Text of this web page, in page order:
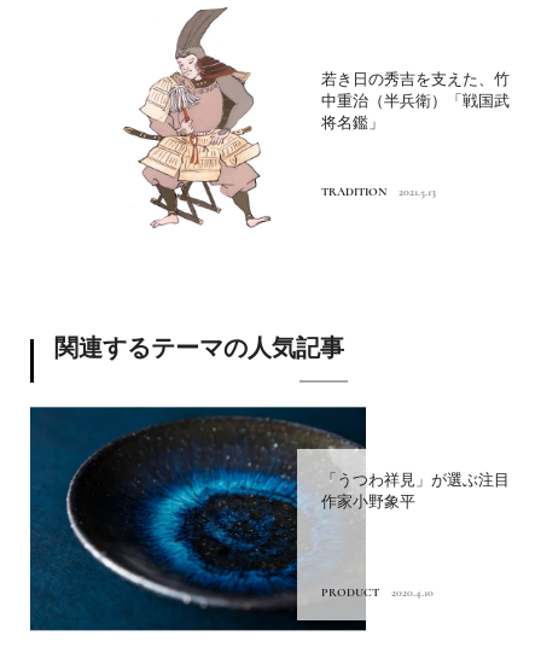
若き日の秀吉を支えた、竹
中重治（半兵衛）「戦国武
将名鑑」
TRADITION 2021.5.13
関連するテーマの人気記事
「うつわ祥見」が選ぶ注目
作家小野象平
PRODUCT 2020.4.10